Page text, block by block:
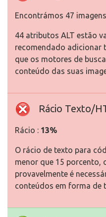
Encontrámos 47
44 atributos ALT estão
recomendado adicionar
que os motores de
conteúdo das suas
Rácio Texto/
Rácio : 13%
O rácio de texto para
menor que 15 porcento,
provavelmente é
conteúdos em forma de